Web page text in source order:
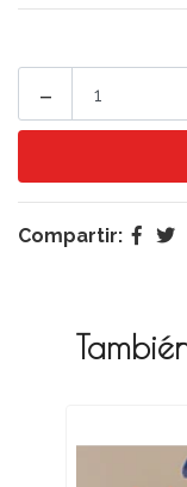
-
Compartir: